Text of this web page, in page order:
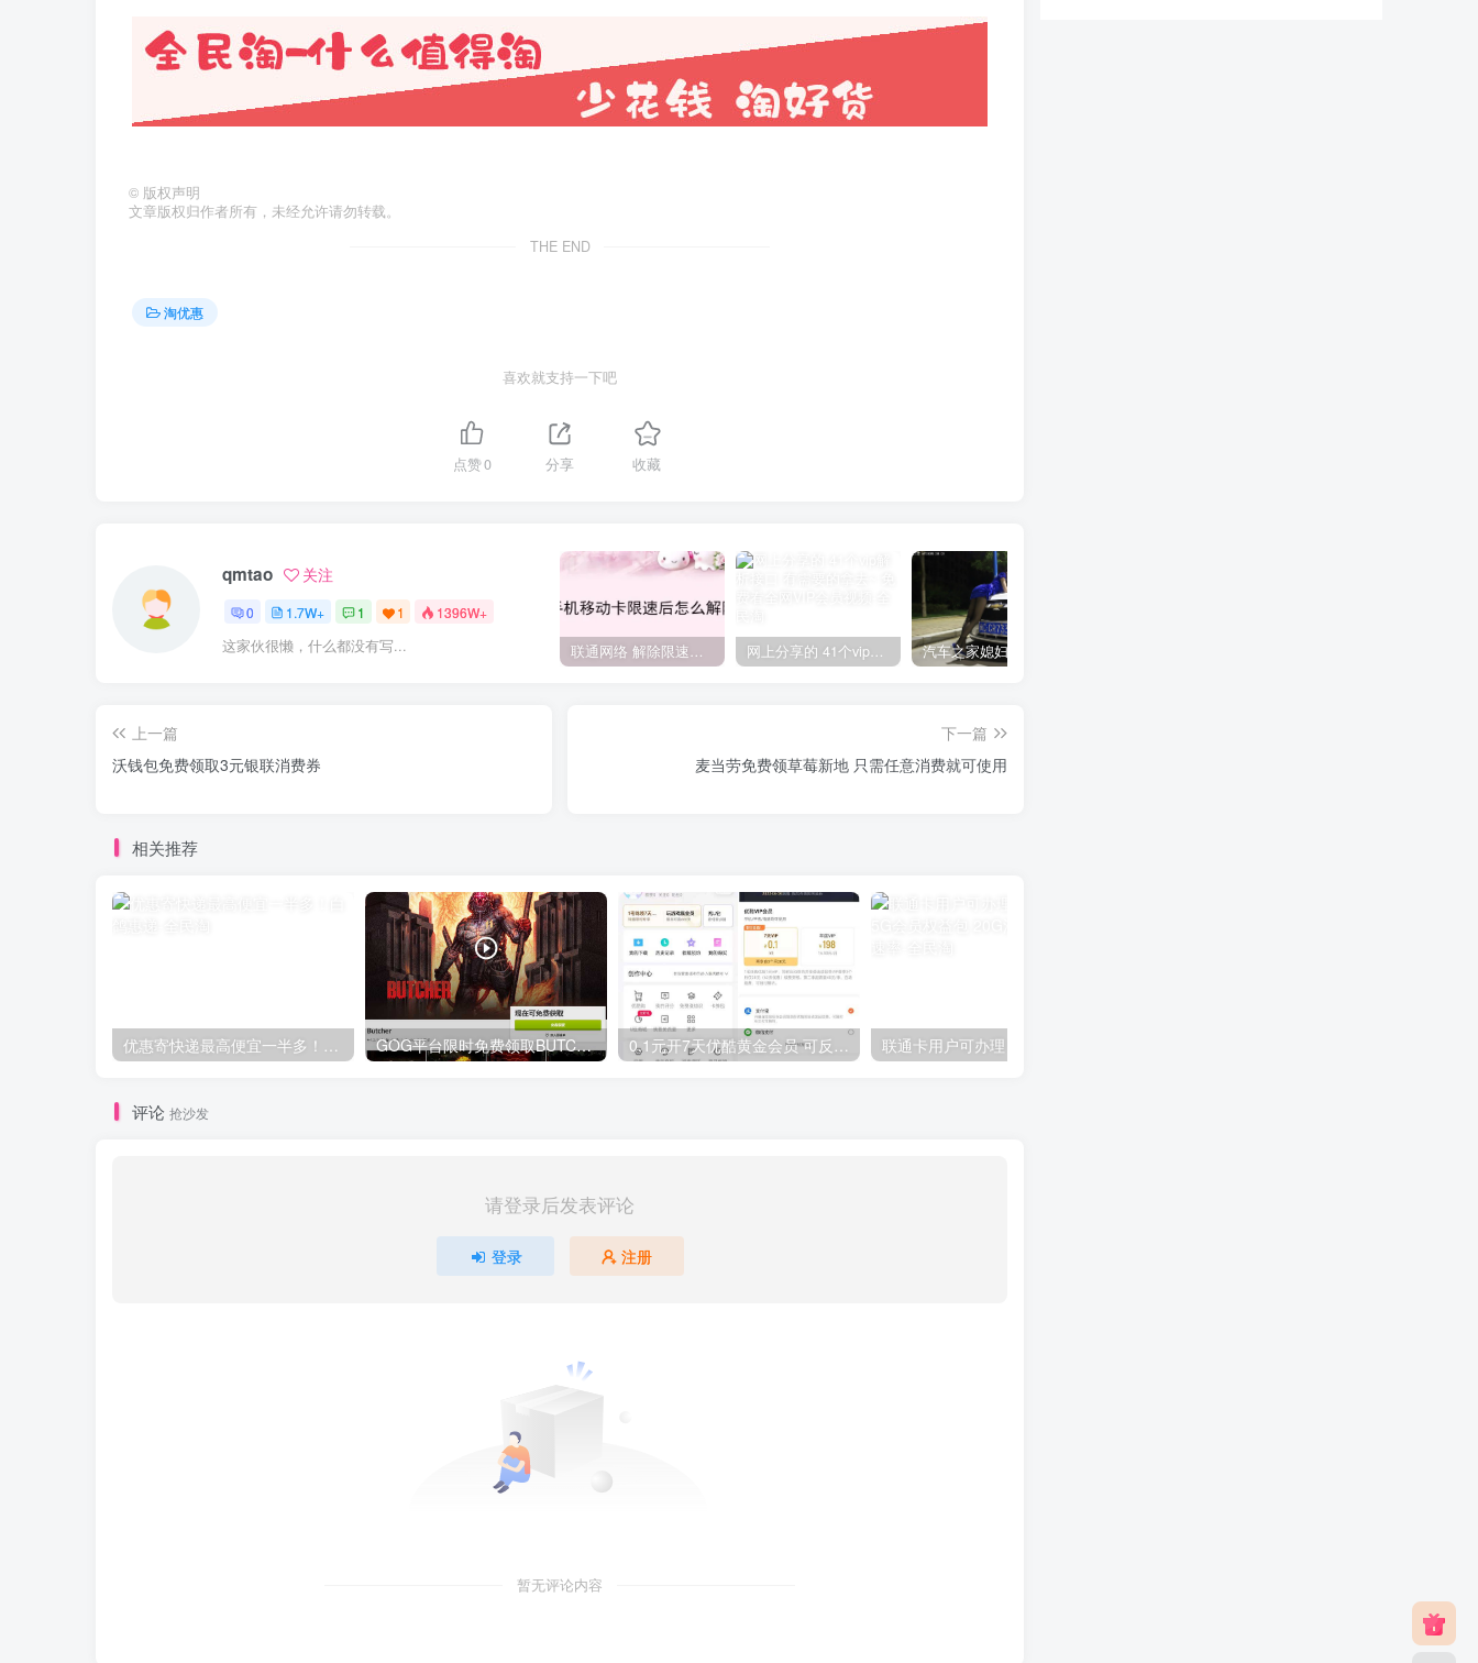
© 版权声明
文章版权归作者所有，未经允许请勿转载。
THE END
淘优惠
喜欢就支持一下吧
点赞0 分享 收藏
qmtao 关注
0 1.7W+ 1 1 1396W+
这家伙很懒，什么都没有写... 联通网络 解除限速方法参考！畅享、畅玩、老白干等及其它地区自测了 网上分享的 41个vip解析接口 有需要的拿去~ 免费看全网VIP会员视频
上一篇
沃钱包免费领取3元银联消费券
下一篇
麦当劳免费领草莓新地 只需任意消费就可使用
相关推荐
优惠寄快递最高便宜一半多！白鸽惠递 GOG平台限时免费领取BUTCHER（屠夫） 0.1元开7天优酷黄金会员 可反复开通需要关闭自动续费
评论 抢沙发
请登录后发表评论
登录 注册
暂无评论内容